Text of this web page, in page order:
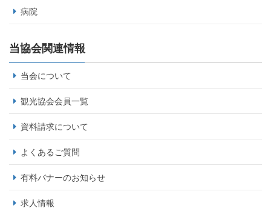
病院
当協会関連情報
当会について
観光協会会員一覧
資料請求について
よくあるご質問
有料バナーのお知らせ
求人情報